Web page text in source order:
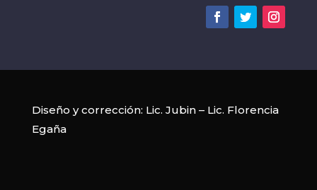
Diseño y corrección: Lic. Jubin– Lic. Florencia
Egaña